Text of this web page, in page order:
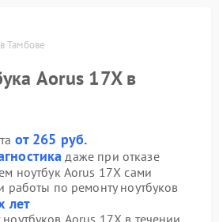
Тамбове
Aorus 17X в
от 265 руб.
даже при отказе
ноутбук Aorus 17X сами
работы по ремонту ноутбуков
лет